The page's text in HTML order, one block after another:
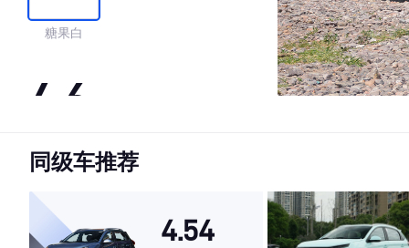
糖果白
4.6
·外观表现一般，低于60%同级车
·空间表现一般，低于51%同级车
同级车推荐
4.54